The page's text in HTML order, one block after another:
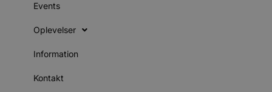
Events
Oplevelser
Information
Kontakt
Absolut nødvendige cookies muliggør
såsom brugerlogin og kontoadministration.
Hjemmesiden kan ikke bruges korrekt uden de